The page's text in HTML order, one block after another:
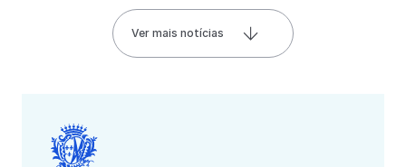
Ver mais notícias